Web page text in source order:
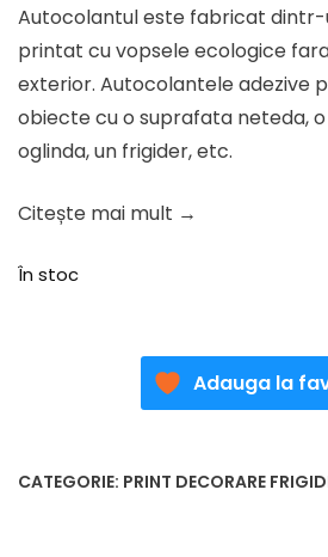
Autocolantul este fabricat dintr-
printat cu vopsele ecologice
exterior. Autocolantele adezive
obiecte cu o suprafata neteda,
oglinda, un frigider, etc.
Citește mai mult →
În stoc
Adauga la
CATEGORIE: PRINT DECORARE